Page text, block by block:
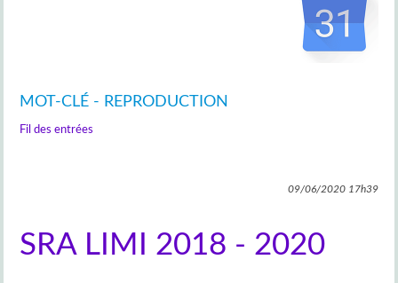
MOT-CLÉ - REPRODUCTION
Fil des entrées
09/06/202017h39
SRA LIMI 2018 - 2020